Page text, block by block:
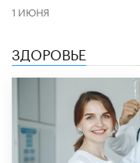
1 ИЮНЯ
ЗДОРОВЬЕ